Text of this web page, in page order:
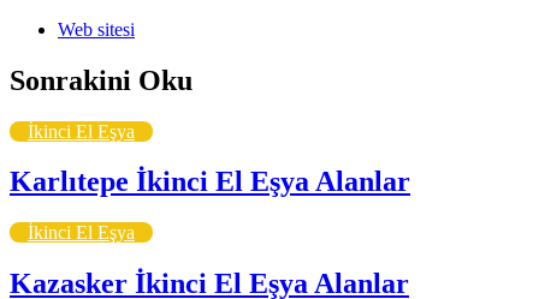
Web sitesi
Sonrakini Oku
İkinci El Eşya
Karlıtepe İkinci El Eşya Alanlar
İkinci El Eşya
Kazasker İkinci El Eşya Alanlar